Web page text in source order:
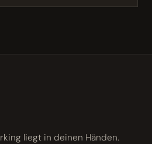
liegt in deinen Händen.